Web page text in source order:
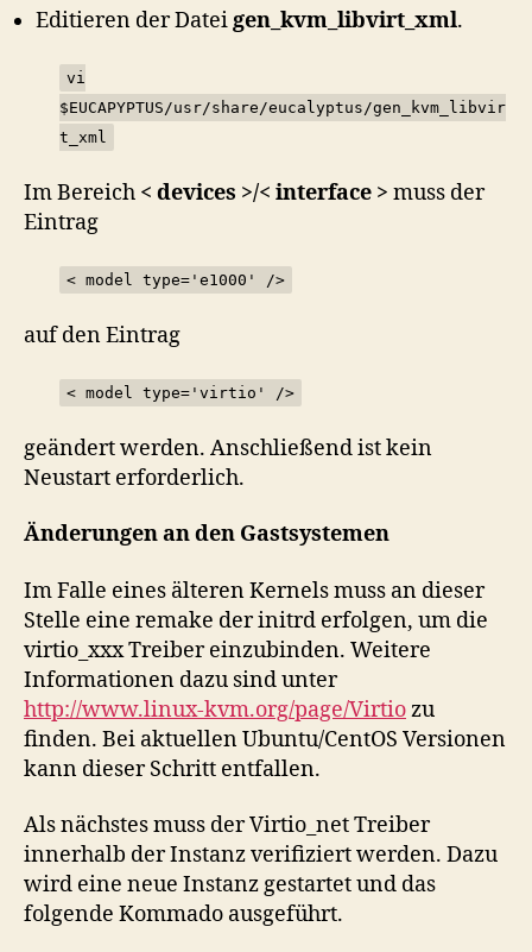
Editieren der Datei gen_kvm_libvirt_xml.
vi
$EUCAPYPTUS/usr/share/eucalyptus/gen_kvm_libvir
t_xml
Im Bereich < devices >/< interface > muss der
Eintrag
< model type='e1000' />
auf den Eintrag
< model type='virtio' />
geändert werden. Anschließend ist kein
Neustart erforderlich.
Änderungen an den Gastsystemen
Im Falle eines älteren Kernels muss an dieser
Stelle eine remake der initrd erfolgen, um die
virtio_xxx Treiber einzubinden. Weitere
Informationen dazu sind unter
http://www.linux-kvm.org/page/Virtiozu
finden. Bei aktuellen Ubuntu/CentOS Versionen
kann dieser Schritt entfallen.
Als nächstes muss der Virtio_net Treiber
innerhalb der Instanz verifiziert werden. Dazu
wird eine neue Instanz gestartet und das
folgende Kommado ausgeführt.